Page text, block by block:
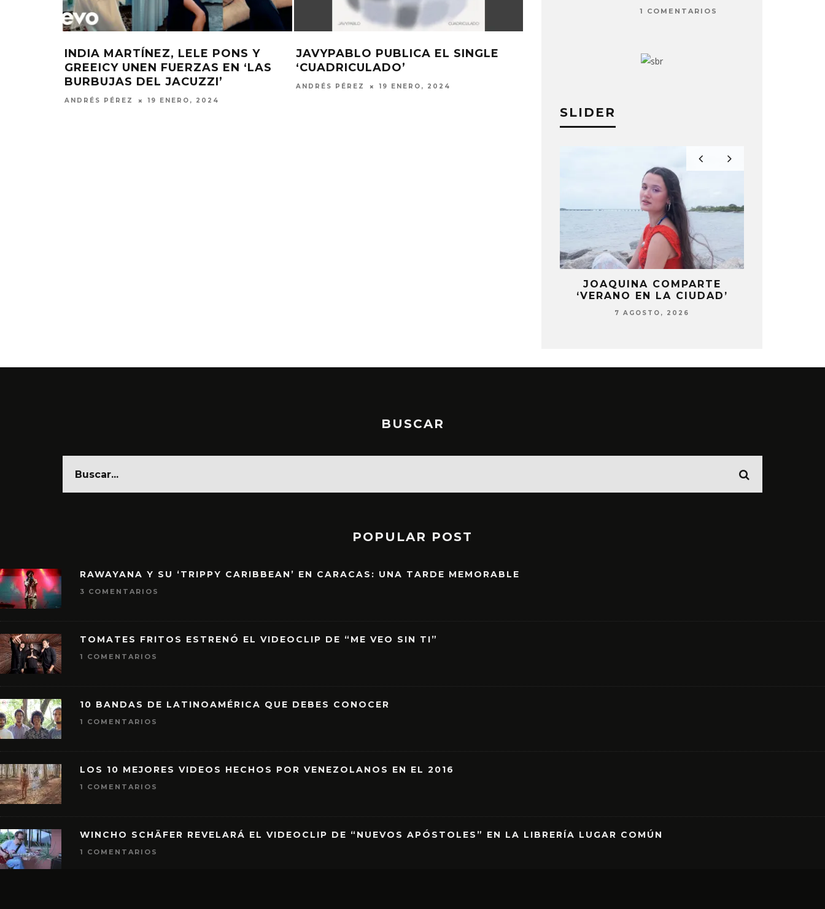
INDIA MARTÍNEZ, LELE PONS Y
GREEICY UNEN FUERZAS EN ‘LAS
BURBUJAS DEL JACUZZI’
ANDRÉS PÉREZ 19 ENERO, 2024
JAVYPABLO PUBLICA EL SINGLE
‘CUADRICULADO’
ANDRÉS PÉREZ 19 ENERO, 2024
AKAPELLAH Y AL2 EL ALDEANO SE
UNEN EN ‘NI CON MONEY’
1 COMENTARIOS
SLIDER
JOAQUINA COMPARTE
‘VERANO EN LA CIUDAD’
7 AGOSTO, 2026
BUSCAR
POPULAR POST
RAWAYANA Y SU ‘TRIPPY CARIBBEAN’ EN CARACAS: UNA TARDE MEMORABLE
3 COMENTARIOS
TOMATES FRITOS ESTRENÓ EL VIDEOCLIP DE “ME VEO SIN TI”
1 COMENTARIOS
10 BANDAS DE LATINOAMÉRICA QUE DEBES CONOCER
1 COMENTARIOS
LOS 10 MEJORES VIDEOS HECHOS POR VENEZOLANOS EN EL 2016
1 COMENTARIOS
WINCHO SCHÄFER REVELARÁ EL VIDEOCLIP DE “NUEVOS APÓSTOLES” EN LA LIBRERÍA LUGAR COMÚN
1 COMENTARIOS